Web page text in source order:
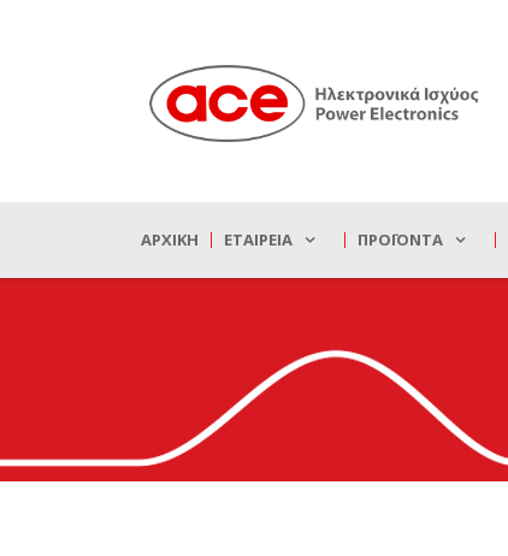
ΑΡΧΙΚΉ ΕΤΑΙΡΕΊΑ ΠΡΟΪΌΝΤΑ